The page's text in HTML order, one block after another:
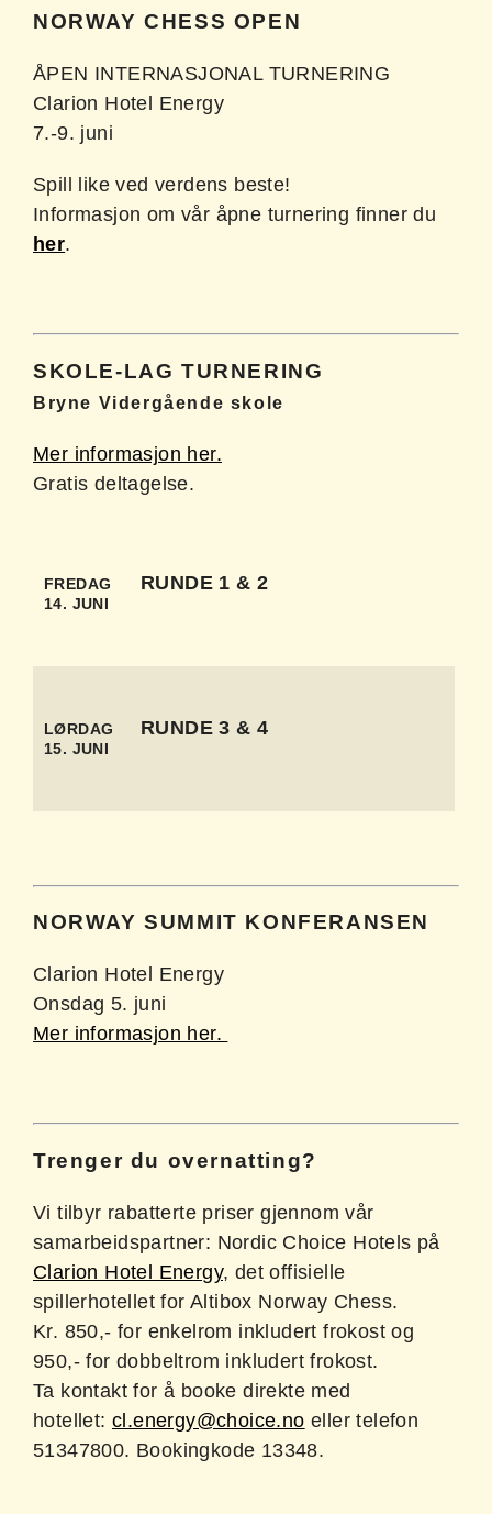
NORWAY CHESS OPEN
ÅPEN INTERNASJONAL TURNERING
Clarion Hotel Energy
7.-9. juni
Spill like ved verdens beste!
Informasjon om vår åpne turnering finner du
her.
SKOLE-LAG TURNERING
Bryne Vidergående skole
Mer informasjon her.
Gratis deltagelse.
FREDAG
14. JUNI
RUNDE 1 & 2
LØRDAG
15. JUNI
RUNDE 3 & 4
NORWAY SUMMIT KONFERANSEN
Clarion Hotel Energy
Onsdag 5. juni
Mer informasjon her.
Trenger du overnatting?
Vi tilbyr rabatterte priser gjennom vår
samarbeidspartner: Nordic Choice Hotels på
Clarion Hotel Energy, det offisielle
spillerhotellet for Altibox Norway Chess.
Kr. 850,- for enkelrom inkludert frokost og
950,- for dobbeltrom inkludert frokost.
Ta kontakt for å booke direkte med
hotellet:cl.energy@choice.no eller telefon
51347800. Bookingkode 13348.